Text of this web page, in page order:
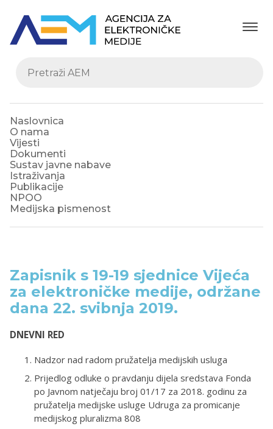
Naslovnica
O nama
Vijesti
Dokumenti
Sustav javne nabave
Istraživanja
Publikacije
NPOO
Medijska pismenost
Zapisnik s 19-19 sjednice Vijeća
za elektroničke medije, održane
dana 22. svibnja 2019.
DNEVNI RED
Nadzor nad radom pružatelja medijskih usluga
Prijedlog odluke o pravdanju dijela sredstava Fonda
po Javnom natječaju broj 01/17 za 2018. godinu za
pružatelja medijske usluge Udruga za promicanje
medijskog pluralizma 808